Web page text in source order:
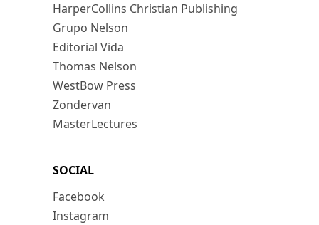
HarperCollins Christian Publishing
Grupo Nelson
Editorial Vida
Thomas Nelson
WestBow Press
Zondervan
MasterLectures
SOCIAL
Facebook
Instagram